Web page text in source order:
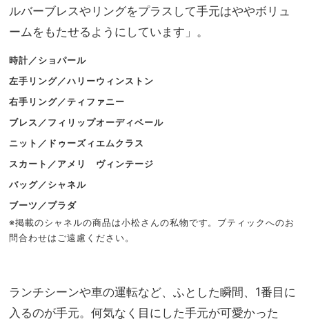
ルバーブレスやリングをプラスして手元はややボリュ
ームをもたせるようにしています」。
時計／ショパール
左手リング／ハリーウィンストン
右手リング／ティファニー
ブレス／フィリップオーディベール
ニット／ドゥーズィエムクラス
スカート／アメリ ヴィンテージ
バッグ／シャネル
ブーツ／プラダ
※掲載のシャネルの商品は小松さんの私物です。ブティックへのお
問合わせはご遠慮ください。
ランチシーンや車の運転など、ふとした瞬間、1番目に
入るのが手元。何気なく目にした手元が可愛かった